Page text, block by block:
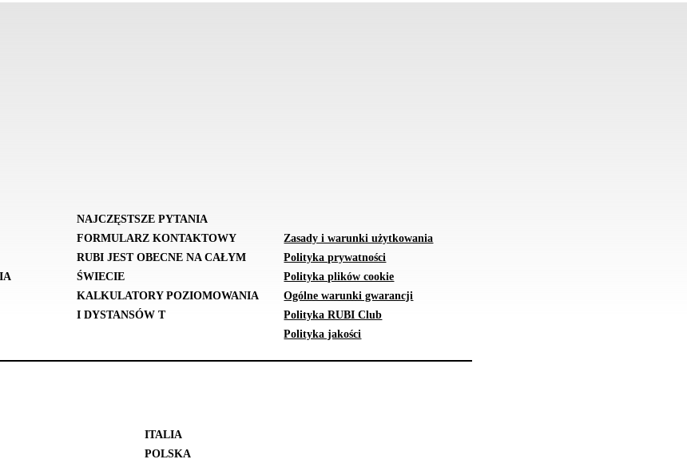
NAJCZĘSTSZE PYTANIA
FORMULARZ KONTAKTOWY
RUBI JEST OBECNE NA CAŁYM
ŚWIECIE
KALKULATORY POZIOMOWANIA
I DYSTANSÓW T
Zasady i warunki użytkowania
Polityka prywatności
Polityka plików cookie
Ogólne warunki gwarancji
Polityka RUBI Club
Polityka jakości
ITALIA
POLSKA